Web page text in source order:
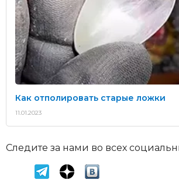
Как отполировать старые ложки
11.01.2023
Следите за нами во всех